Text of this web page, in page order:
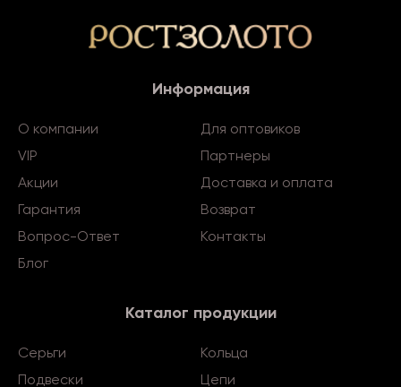
Информация
О компании
Для оптовиков
VIP
Партнеры
Акции
Доставка и оплата
Гарантия
Возврат
Вопрос-Ответ
Контакты
Блог
Каталог продукции
Серьги
Кольца
Подвески
Цепи